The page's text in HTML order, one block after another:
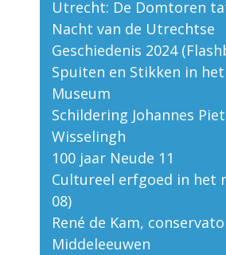
Utrecht: De Domtoren
Nacht van de Utrechtse
Geschiedenis 2024
Spuiten en Stikken in
Museum
Schildering Johannes
Wisselingh
100 jaar Neude 11
Cultureel erfgoed in het
08)
René de Kam,
Middeleeuwen